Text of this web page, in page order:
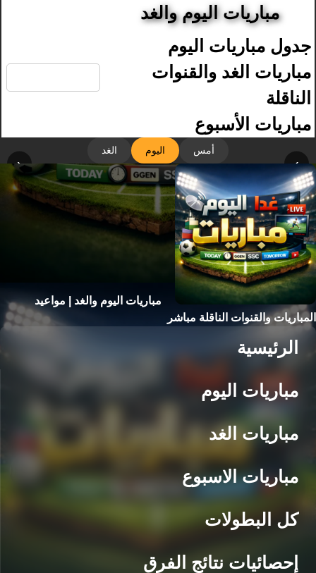
مباريات اليوم والغد
جدول مباريات اليوم
مباريات الغد والقنوات
الناقلة
مباريات الأسبوع
أمس اليوم الغد
‹ ›
مباريات اليوم والغد | مواعيد
المباريات والقنوات الناقلة مباشر
الرئيسية
مباريات اليوم
مباريات الغد
مباريات الاسبوع
كل البطولات
إحصائيات نتائج الفرق